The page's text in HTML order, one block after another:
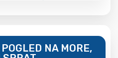
NA MORE,